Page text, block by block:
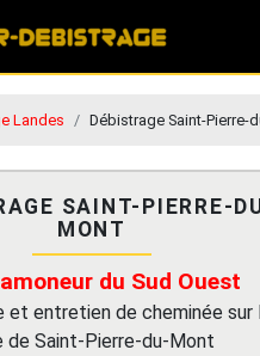
Landes Débistrage Saint-Pierre-
SAINT-PIERRE-
MONT
du Sud Ouest
et entretien de cheminée sur
de Saint-Pierre-du-Mont